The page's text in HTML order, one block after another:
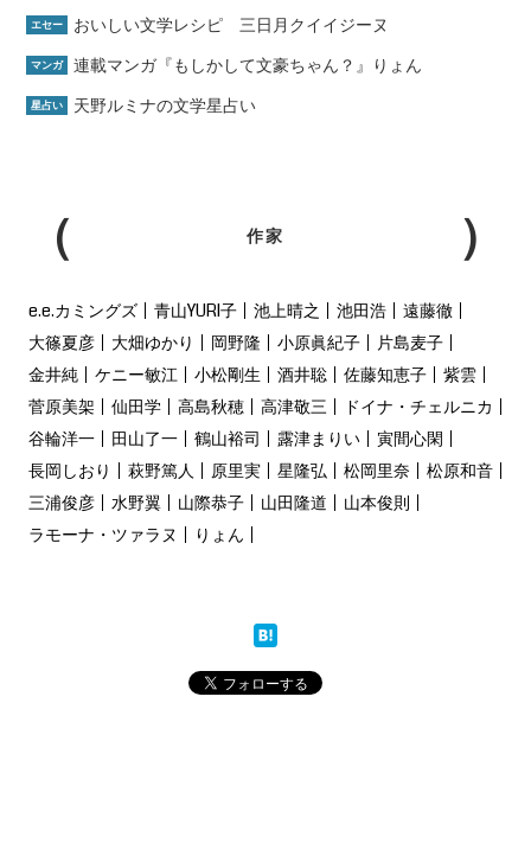
エセー おいしい文学レシピ 三日月クイイジーヌ
マンガ 連載マンガ『もしかして文豪ちゃん？』りょん
星占い 天野ルミナの文学星占い
作家
e.e.カミングズ 青山YURI子 池上晴之 池田浩
遠藤徹
大篠夏彦
大畑ゆかり 岡野隆 小原眞紀子
片島麦子
金井純
ケニー敏江 小松剛生 酒井聡 佐藤知恵子
紫雲
菅原美架
仙田学 高島秋穂 高津敬三
ドイナ・チェルニカ
谷輪洋一
田山了一 鶴山裕司 露津まりい
寅間心閑
長岡しおり
萩野篤人 原里実 星隆弘 松岡里奈
松原和音
三浦俊彦
水野翼 山際恭子 山田隆道
山本俊則
ラモーナ・ツァラヌ
りょん